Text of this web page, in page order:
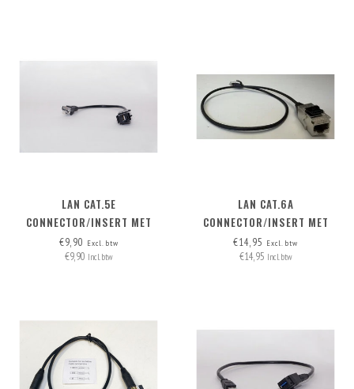
LAN CAT.5E
CONNECTOR/INSERT MET
AFNEEMBARE KABEL
€9,90 Excl. btw
€9,90 Incl. btw
LAN CAT.6A
CONNECTOR/INSERT MET
AFNEEMBARE KABEL
€14,95 Excl. btw
€14,95 Incl. btw